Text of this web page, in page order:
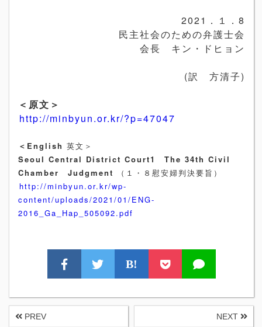
2021．１．8
民主社会のための弁護士会
会長 キン・ドヒョン
(訳 方清子)
＜原文＞
http://minbyun.or.kr/?p=47047
＜English 英文＞
Seoul Central District Court1 The 34th Civil
Chamber Judgment
（１・８慰安婦判決要旨）
http://minbyun.or.kr/wp-
content/uploads/2021/01/ENG-
2016_Ga_Hap_505092.pdf
B!
PREV NEXT